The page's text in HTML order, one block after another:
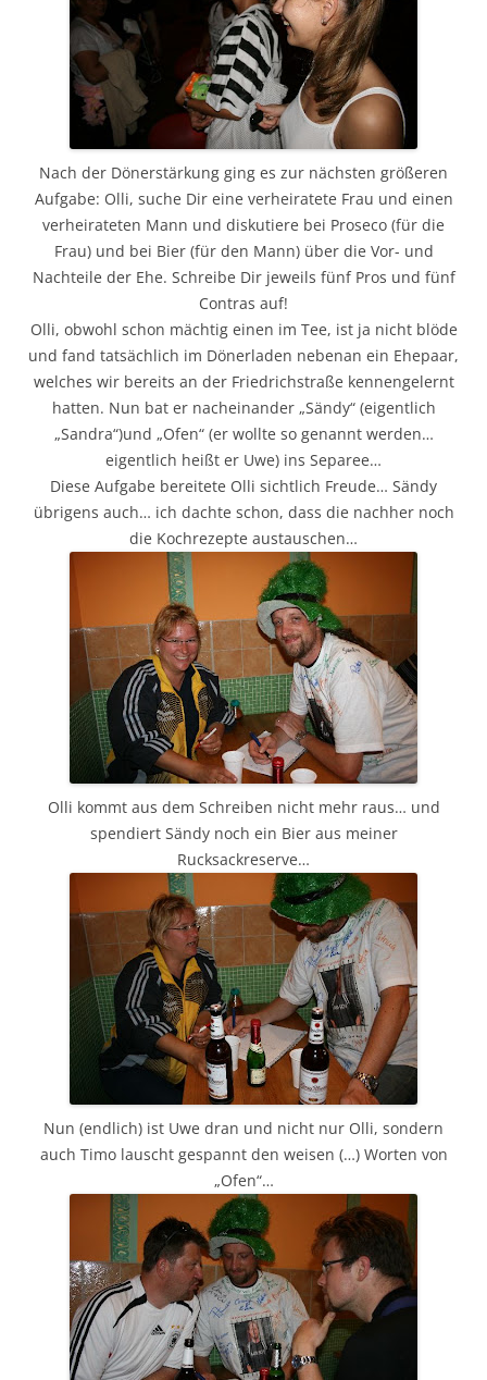
Nach der Dönerstärkung ging es zur nächsten größeren
Aufgabe: Olli, suche Dir eine verheiratete Frau und einen
verheirateten Mann und diskutiere bei Proseco (für die
Frau) und bei Bier (für den Mann) über die Vor- und
Nachteile der Ehe. Schreibe Dir jeweils fünf Pros und fünf
Contras auf!
Olli, obwohl schon mächtig einen im Tee, ist ja nicht blöde
und fand tatsächlich im Dönerladen nebenan ein Ehepaar,
welches wir bereits an der Friedrichstraße kennengelernt
hatten. Nun bat er nacheinander „Sändy“ (eigentlich
„Sandra“)und „Ofen“ (er wollte so genannt werden…
eigentlich heißt er Uwe) ins Separee…
Diese Aufgabe bereitete Olli sichtlich Freude… Sändy
übrigens auch… ich dachte schon, dass die nachher noch
die Kochrezepte austauschen…
Olli kommt aus dem Schreiben nicht mehr raus… und
spendiert Sändy noch ein Bier aus meiner
Rucksackreserve…
Nun (endlich) ist Uwe dran und nicht nur Olli, sondern
auch Timo lauscht gespannt den weisen (…) Worten von
„Ofen“…